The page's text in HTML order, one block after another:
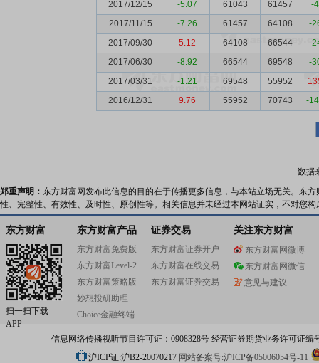
2017/12/15
-5.07 61043 61457
-
2017/11/15
-7.26 61457 64108
-
2017/09/30
5.12 64108 66544
-
2017/06/30
-8.92 66544 69548
-
2017/03/31
-1.21 69548 55952
2016/12/31
9.76 55952 70743 -
数据
郑重声明： 东方财富网发布此信息的目的在于传播更多信息，与本站立场无关。东
性、完整性、有效性、及时性、原创性等。相关信息并未经过本网站证实，不对您
东方财富
扫一扫下载
APP
东方财富产品
东方财富免费版
东方财富Level-2
东方财富策略版
妙想投研助理
Choice金融终端
证券交易
东方财富证券开户
东方财富在线交易
东方财富证券交易
关注东方财富
东方财富网微博
东方财富网微信
意见与建议
信息网络传播视听节目许可证：0908328号 经营证券期货业务许可证编
沪ICP证:沪B2-20070217 网站备案号:沪ICP备05006054号-11